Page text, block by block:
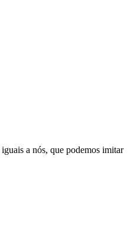
a nós, que podemos imitar